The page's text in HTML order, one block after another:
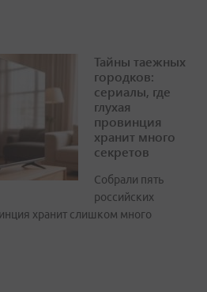
Тайны таежных
городков:
сериалы, где
глухая
провинция
хранит много
секретов
Собрали пять
российских
хранит слишком много